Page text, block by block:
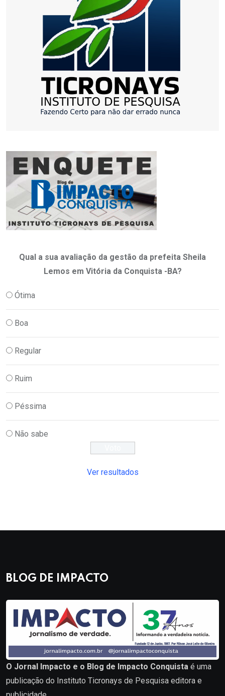
Qual a sua avaliação da gestão da prefeita Sheila
Lemos em Vitória da Conquista -BA?
Ótima
Boa
Regular
Ruim
Péssima
Não sabe
Ver resultados
BLOG DE IMPACTO
O Jornal Impacto e o Blog de Impacto Conquista é uma
publicação do Instituto Ticronays de Pesquisa editora e